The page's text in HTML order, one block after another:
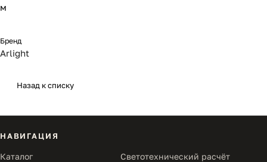
м
Бренд
Arlight
Назад к списку
НАВИГАЦИЯ
Каталог Светотехнический расчёт